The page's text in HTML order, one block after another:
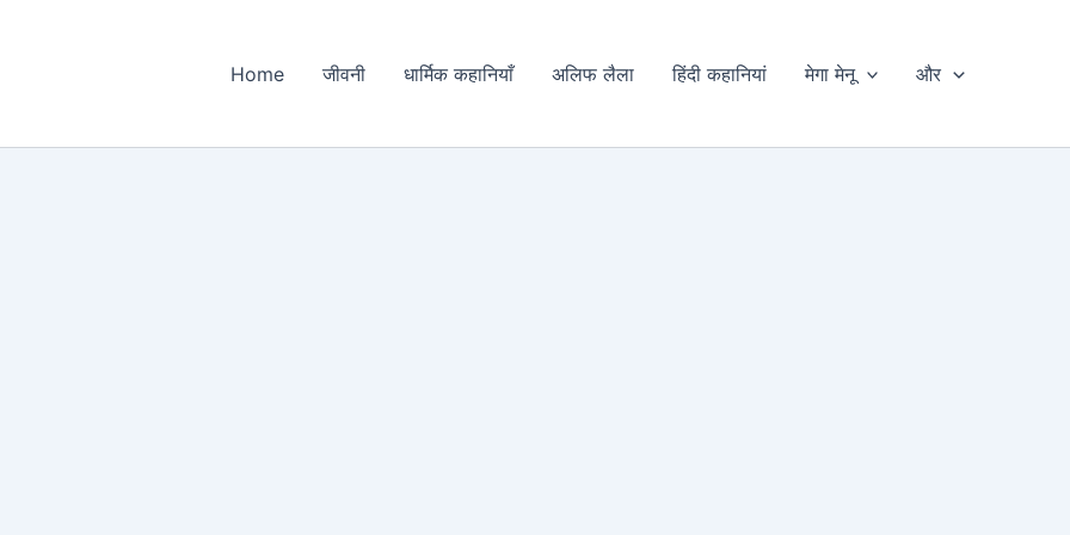
Home जीवनी धार्मिक कहानियाँ अलिफ लैला हिंदी कहानियां मेगा मेनू और